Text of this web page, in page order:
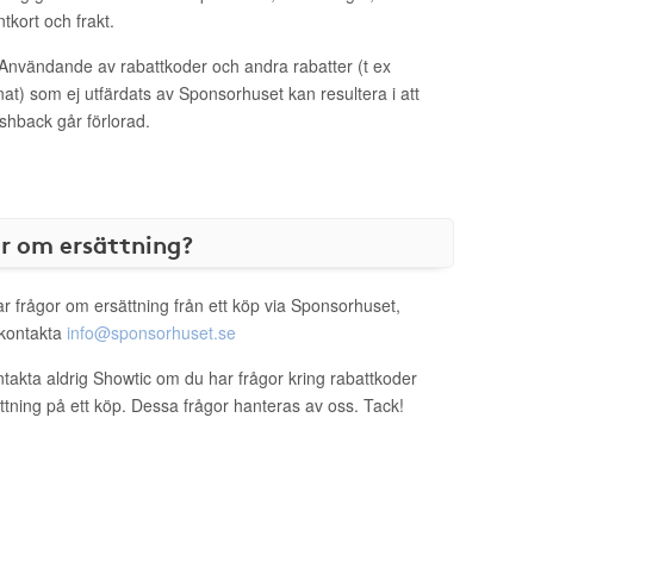
och frakt.
av rabattkoder och andra rabatter (t ex
som ej utfärdats av Sponsorhuset kan resultera i att
går förlorad.
om ersättning?
frågor om ersättning från ett köp via Sponsorhuset,
info@sponsorhuset.se
aldrig Showtic om du har frågor kring rabattkoder
på ett köp. Dessa frågor hanteras av oss. Tack!